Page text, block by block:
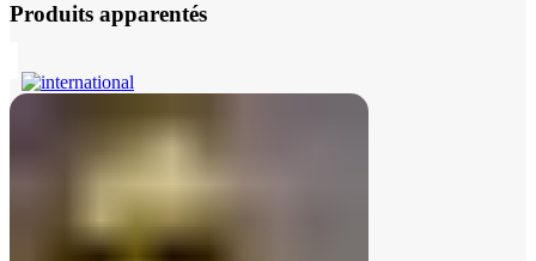
Produits apparentés